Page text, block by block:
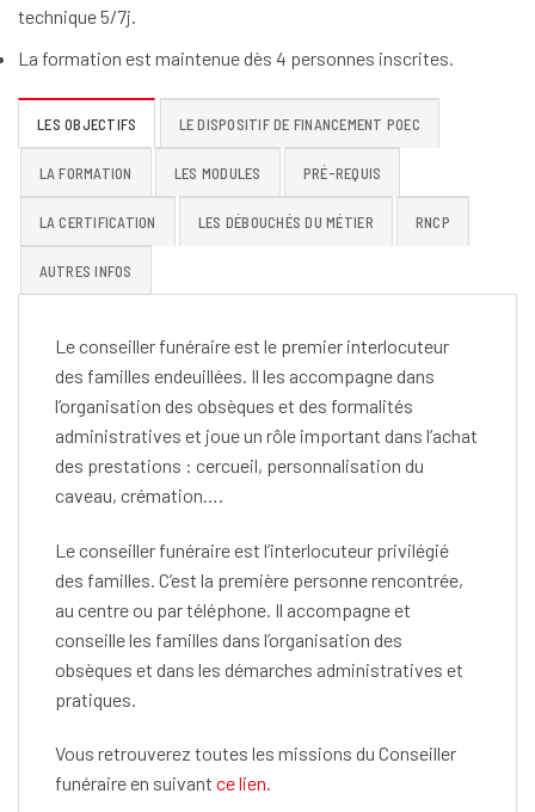
technique 5/7j.
La formation est maintenue dès 4 personnes inscrites.
LES OBJECTIFS LE DISPOSITIF DE FINANCEMENT POEC
LA FORMATION LES MODULES PRÉ-REQUIS
LA CERTIFICATION LES DÉBOUCHÉS DU MÉTIER RNCP
AUTRES INFOS
Le conseiller funéraire est le premier interlocuteur
des familles endeuillées. Il les accompagne dans
l’organisation des obsèques et des formalités
administratives et joue un rôle important dans l’achat
des prestations : cercueil, personnalisation du
caveau, crémation….
Le conseiller funéraire est l’interlocuteur privilégié
des familles. C’est la première personne rencontrée,
au centre ou par téléphone. Il accompagne et
conseille les familles dans l’organisation des
obsèques et dans les démarches administratives et
pratiques.
Vous retrouverez toutes les missions du Conseiller
funéraire en suivant ce lien.